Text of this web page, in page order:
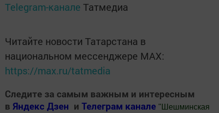
Telegram-канале Татмедиа
Читайте новости Татарстана в
национальном мессенджере MАХ:
https://max.ru/tatmedia
Следите за самым важным и интересным
в Яндекс Дзен и Телеграм канале " Шешминская